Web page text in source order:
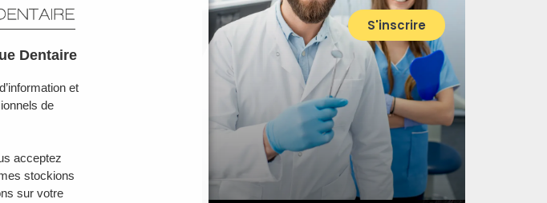
S'inscrire
Dentaire
et
de
acceptez
stockions
sur votre